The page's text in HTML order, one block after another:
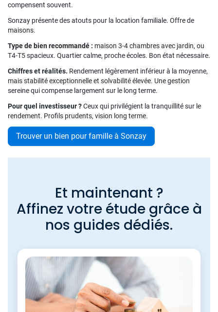
compensent souvent.
Sonzay présente des atouts pour la location familiale. Offre de
maisons.
Type de bien recommandé : maison 3-4 chambres avec jardin, ou
T4-T5 spacieux. Quartier calme, proche écoles. Bon état nécessaire.
Chiffres et réalités. Rendement légèrement inférieur à la moyenne,
mais stabilité exceptionnelle et solvabilité élevée. Une gestion
sereine qui compense largement sur le long terme.
Pour quel investisseur ?Ceux qui privilégient la tranquillité sur le
rendement. Profils prudents, vision long terme.
Trouver un bien pour famille à Sonzay
Et maintenant ?
Affinez votre étude grâce à
nos guides dédiés.